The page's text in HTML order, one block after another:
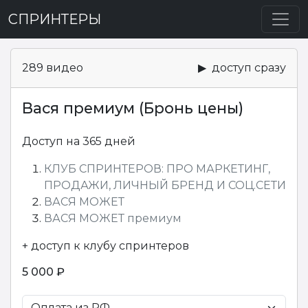
СПРИНТЕРЫ
289 видео ▶ доступ сразу
Вася премиум (Бронь цены)
Доступ на 365 дней
КЛУБ СПРИНТЕРОВ: ПРО МАРКЕТИНГ,
ПРОДАЖИ, ЛИЧНЫЙ БРЕНД И СОЦ.СЕТИ
ВАСЯ МОЖЕТ
ВАСЯ МОЖЕТ премиум
+ доступ к клубу спринтеров
5 000 ₽